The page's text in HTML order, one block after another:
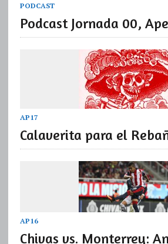
PODCAST
Podcast Jornada 00,
AP17
Calaverita para el
AP16
Chivas vs. Monterrey: